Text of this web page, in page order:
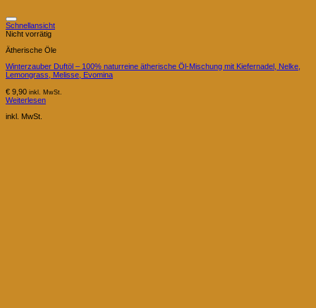
Schnellansicht
Nicht vorrätig
Ätherische Öle
Winterzauber Duftöl – 100% naturreine ätherische Öl-Mischung mit Kiefernadel, Nelke,
Lemongrass, Melisse, Evomina
€ 9,90 inkl. MwSt.
Weiterlesen
inkl. MwSt.